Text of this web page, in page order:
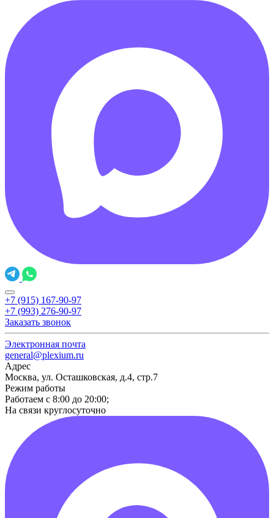
+7 (915) 167-90-97
+7 (993) 276-90-97
Заказать звонок
Электронная почта
general@plexium.ru
Адрес
Москва, ул. Осташковская, д.4, стр.7
Режим работы
Работаем с 8:00 до 20:00;
На связи круглосуточно